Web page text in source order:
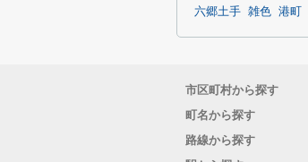
六郷土手 雑色 港町
市区町村から探す
町名から探す
路線から探す